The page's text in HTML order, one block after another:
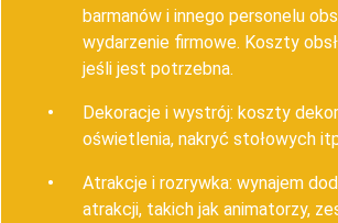
barmanów i innego personelu
wydarzenie firmowe. Koszty
jeśli jest potrzebna.
Dekoracje i wystrój: koszty
oświetlenia, nakryć stołowych
Atrakcje i rozrywka: wynajem
atrakcji, takich jak animatorzy,